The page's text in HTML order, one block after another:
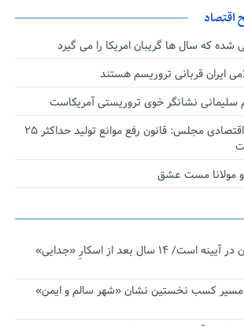
شده که سال ها گریبان امریکا را می گیرد
ایران قربانی تروریسم هستند
نشانگر خوی تروریستی آمریکاست
سخنگوی کمیسیون اقتصادی مجلس: قانون رفع موانع تولید حداکثر ۲۵
مولانا مست عشق
نجات‌دهنده‌ همچنان در آیینه است/ ۱۴ سال بعد از اسکارِ «جدایی»
مسیر کسب نخستین نشان «شهر سالم و ایمن»